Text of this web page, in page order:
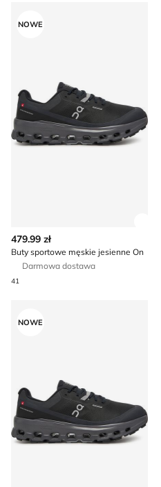
NOWE
479.99 zł
Buty sportowe męskie jesienne On
Darmowa dostawa
41
NOWE